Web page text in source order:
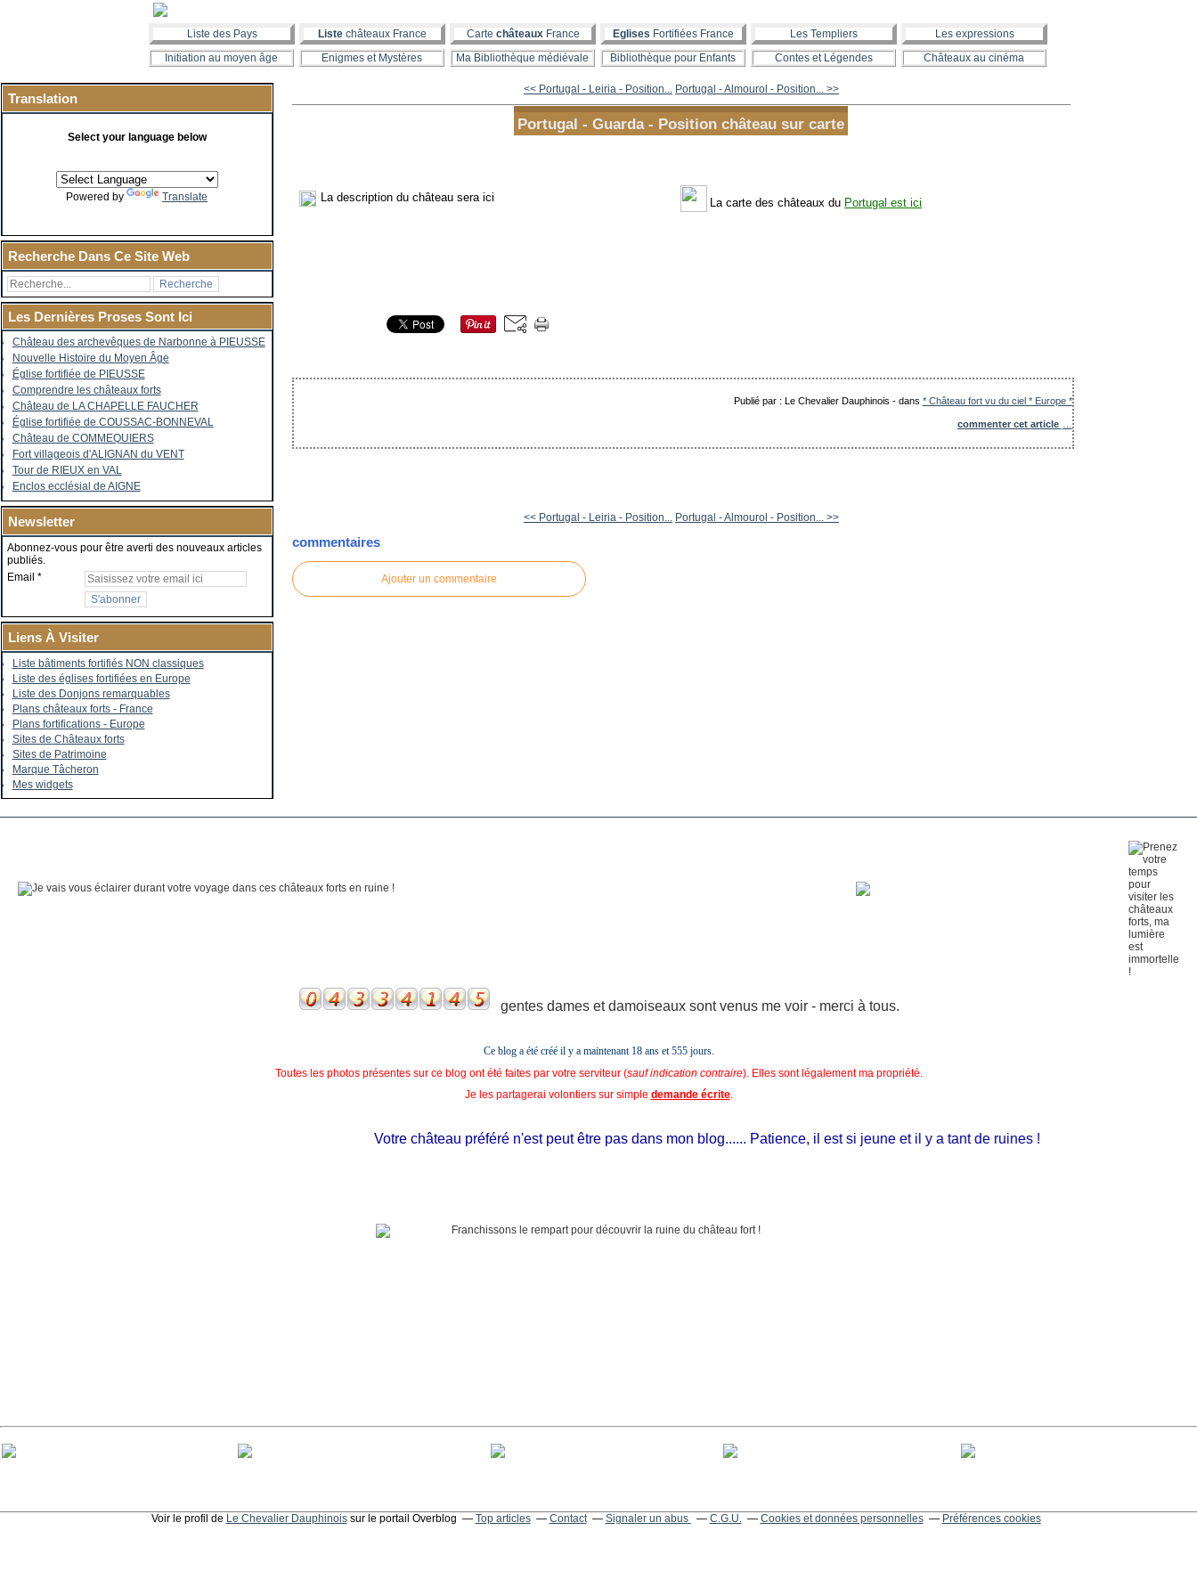
Liste des Pays Liste châteaux France Carte châteauxFrance Eglises Fortifiées France Les Templiers
Les expressions
Initiation au moyen âge
Enigmes et Mystères Ma Bibliothèque médiévale Bibliothèque pour Enfants Contes et Légendes Châteaux au cinéma
Translation
Select your language below
Powered by Translate
Recherche Dans Ce Site Web
Les Dernières Proses Sont Ici
Château des archevêques de Narbonne à PIEUSSE
Nouvelle Histoire du Moyen Âge
Église fortifiée de PIEUSSE
Comprendre les châteaux forts
Château de LA CHAPELLE FAUCHER
Église fortifiée de COUSSAC-BONNEVAL
Château de COMMEQUIERS
Fort villageois d'ALIGNAN du VENT
Tour de RIEUX en VAL
Enclos ecclésial de AIGNE
Newsletter
Abonnez-vous pour être averti des nouveaux articles
publiés.
Email
Liens À Visiter
Liste bâtiments fortifiés NON classiques
Liste des églises fortifiées en Europe
Liste des Donjons remarquables
Plans châteaux forts - France
Plans fortifications - Europe
Sites de Châteaux forts
Sites de Patrimoine
Marque Tâcheron
Mes widgets
<< Portugal - Leiria - Position... Portugal - Almourol - Position... >>
Portugal - Guarda - Position château sur carte
La description du château sera ici La carte des châteaux du Portugal est ici
Publié par : Le Chevalier Dauphinois -dans * Château fort vu du ciel * Europe *
commenter cet article
<< Portugal - Leiria - Position... Portugal - Almourol - Position... >>
commentaires
Ajouter un commentaire
gentes dames et damoiseaux sont venus me voir - merci à tous.
Ce blog a été créé il y a maintenant 18 ans et555 jours.
Toutes les photos présentes sur ce blog ont été faites par votre serviteur (sauf indication contraire). Elles sont légalement ma propriété.
Je les partagerai volontiers sur simple demande écrite.
Votre château préféré n'est peut être pas dans mon blog...... Patience, il est si jeune et il y a tant de ruines !
Voir le profil de Le Chevalier Dauphinoissur le portail Overblog Top articles Contact Signaler un abus C.G.U. Cookies et données personnelles Préférences cookies